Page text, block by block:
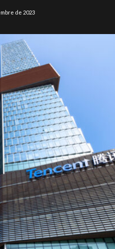
de 2023